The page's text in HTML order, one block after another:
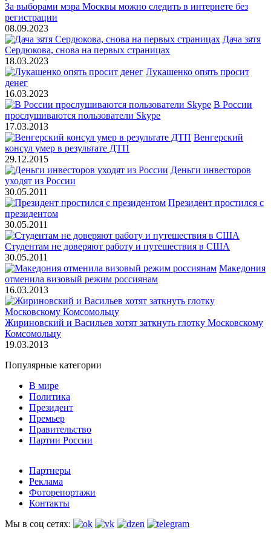
За выборами мэра Москвы можно следить в интернете без
регистрации
08.09.2023
Дача зятя
Сердюкова, снова на первых страницах
18.03.2023
Лукашенко опять просит
денег
16.03.2023
В России
прослушиваются пользователи Skype
17.03.2013
Венгерский
консул умер в результате ДТП
29.12.2015
Деньги инвесторов
уходят из России
30.05.2011
Президент простился с
президентом
30.05.2011
Студентам не доверяют работу и путешествия в США
30.05.2011
Македония
отменила визовый режим россиянам
16.03.2013
Жириновский и Васильев хотят заткнуть глотку Московскому
Комсомольцу
19.03.2013
Популярные категории
В мире
Политика
Президент
Премьер
Правительство
Партии России
Партнеры
Реклама
Фоторепортажи
Контакты
Мы в соц сетях: